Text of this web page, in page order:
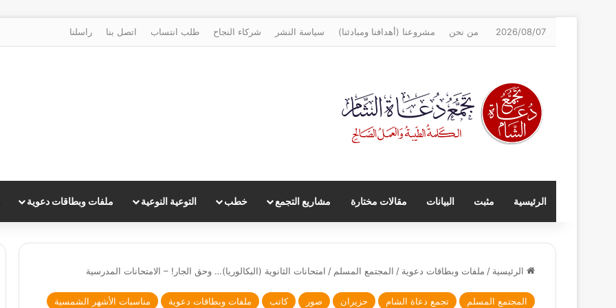
2026/08/07 من نحن مشروعنا (أهدافنا ومبادئنا) سياسة النشر شركاء النجاح طلب انتساب اتصل بنا راسلنا
الرئيسية مثبت البيانات مقالات مختارة مشاريع التجمع خطب التوعية النوعية ملفات وبطاقات دعوية
الرئيسية / ملفات وبطاقات دعوية / المجتمع المسلم / امتحانات الثانوية (البكالوريا)… وحق الجار! – الامتحانات المدرسية
المجتمع المسلم تجمع دعاة الشام حزيران صور كاتب ملفات وبطاقات دعوية مناسبات الأشهر الشمسية